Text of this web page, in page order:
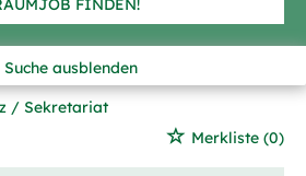
FINDEN!
Suche ausblenden
/ Sekretariat
Merkliste (0)